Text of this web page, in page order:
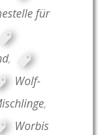
für
,
Wolf-
,
Worbis